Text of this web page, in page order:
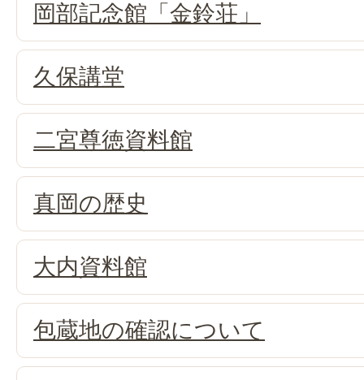
岡部記念館「金鈴荘」
久保講堂
二宮尊徳資料館
真岡の歴史
大内資料館
包蔵地の確認について